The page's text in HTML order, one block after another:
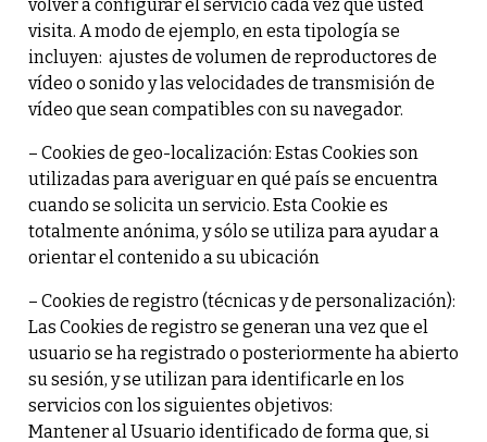
volver a configurar el servicio cada vez que usted
visita. A modo de ejemplo, en esta tipología se
incluyen: ajustes de volumen de reproductores de
vídeo o sonido y las velocidades de transmisión de
vídeo que sean compatibles con su navegador.
– Cookies de geo-localización: Estas Cookies son
utilizadas para averiguar en qué país se encuentra
cuando se solicita un servicio. Esta Cookie es
totalmente anónima, y sólo se utiliza para ayudar a
orientar el contenido a su ubicación
– Cookies de registro (técnicas y de personalización):
Las Cookies de registro se generan una vez que el
usuario se ha registrado o posteriormente ha abierto
su sesión, y se utilizan para identificarle en los
servicios con los siguientes objetivos:
Mantener al Usuario identificado de forma que, si